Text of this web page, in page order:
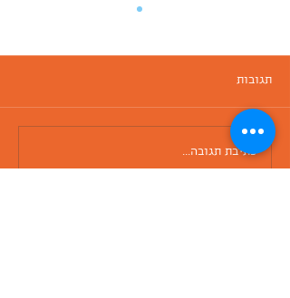
הפינה הסודית של תל אביב
תגובות
כתיבת תגובה...